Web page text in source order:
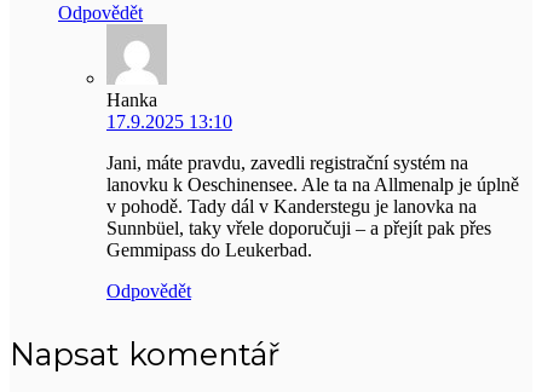
Odpovědět
Hanka
17.9.2025 13:10
Jani, máte pravdu, zavedli registrační systém na
lanovku k Oeschinensee. Ale ta na Allmenalp je úplně
v pohodě. Tady dál v Kanderstegu je lanovka na
Sunnbüel, taky vřele doporučuji – a přejít pak přes
Gemmipass do Leukerbad.
Odpovědět
Napsat komentář